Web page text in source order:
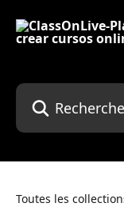
Rechercher un
Toutes les